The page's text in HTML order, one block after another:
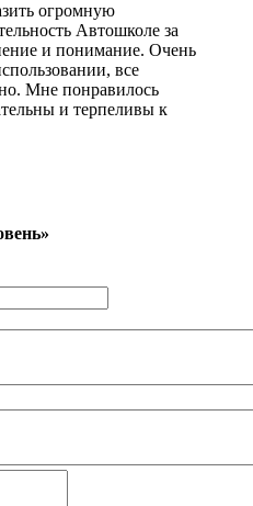
огромную
Автошколе за
и понимание. Очень
все
Мне понравилось
и терпеливы к